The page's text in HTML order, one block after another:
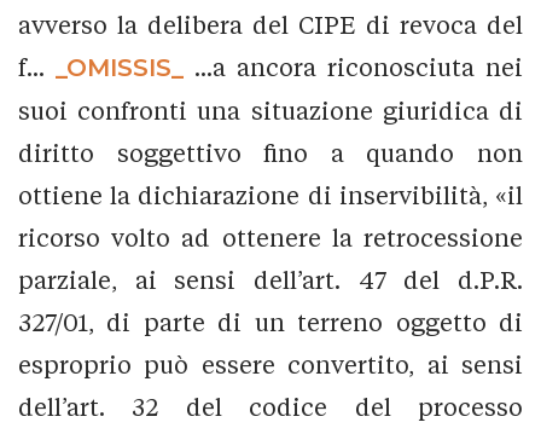
avverso la delibera del CIPE di revoca del
f...
_OMISSIS_
...a ancora riconosciuta nei
suoi confronti una situazione giuridica di
diritto soggettivo fino a quando non
ottiene la dichiarazione di inservibilità, «il
ricorso volto ad ottenere la retrocessione
parziale, ai sensi dell’art. 47 del d.P.R.
327/01, di parte di un terreno oggetto di
esproprio può essere convertito, ai sensi
dell’art. 32 del codice del processo